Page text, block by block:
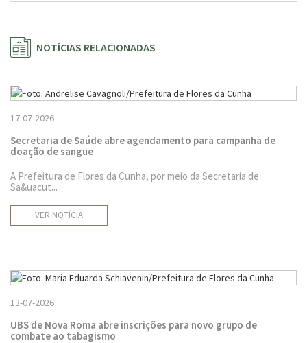
NOTÍCIAS RELACIONADAS
17-07-2026
Secretaria de Saúde abre agendamento para campanha de
doação de sangue
A Prefeitura de Flores da Cunha, por meio da Secretaria de
Sa&uacut...
VER NOTÍCIA
13-07-2026
UBS de Nova Roma abre inscrições para novo grupo de
combate ao tabagismo